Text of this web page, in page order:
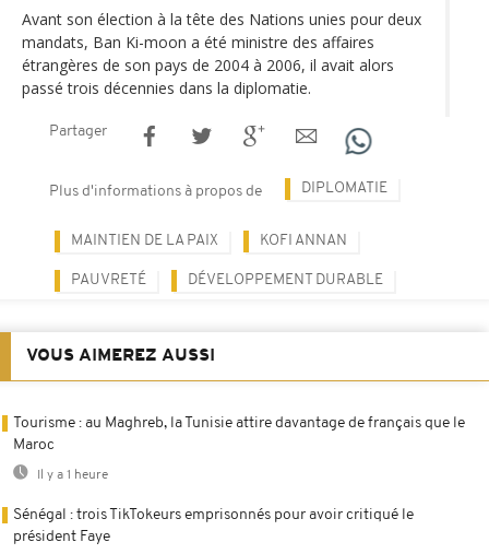
Avant son élection à la tête des Nations unies pour deux
mandats, Ban Ki-moon a été ministre des affaires
étrangères de son pays de 2004 à 2006, il avait alors
passé trois décennies dans la diplomatie.
Partager
Plus d'informations à propos de DIPLOMATIE
MAINTIEN DE LA PAIX KOFI ANNAN
PAUVRETÉ DÉVELOPPEMENT DURABLE
VOUS AIMEREZ AUSSI
Tourisme : au Maghreb, la Tunisie attire davantage de français que le
Maroc
Il y a 1 heure
Sénégal : trois TikTokeurs emprisonnés pour avoir critiqué le
président Faye